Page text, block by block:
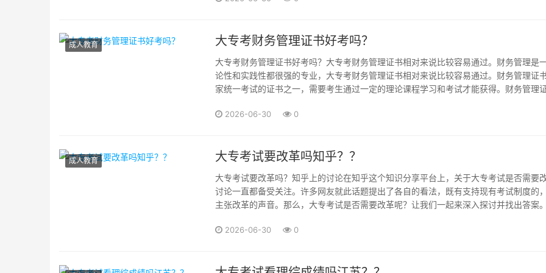
成人教育 大专考财务管理证书好考吗？
大专考财务管理证书好考吗？大专考财务管理证书相对来说比较容易通过。财务管理是
论性和实践性都很强的专业，大专考财务管理证书相对来说比较容易通过。财务管理证
家统一考试的证书之一，需要考生通过一定的理论课程学习和考试才能获得。财务管理
2026-06-30 0
成人教育 大专考试要改革吗知乎？？
大专考试要改革吗？知乎上的讨论在知乎这个知识分享平台上，关于大专考试是否需要
讨论一直都备受关注。许多网友就此话题提出了各自的看法，既有支持现有考试制度的
主张改革的声音。那么，大专考试是否需要改革呢？让我们一起来深入探讨并找出答案
2026-06-30 0